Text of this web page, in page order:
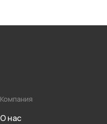
Компания
О нас